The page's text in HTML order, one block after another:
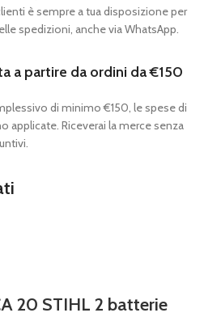
è sempre a tua disposizione per
spedizioni, anche via WhatsApp.
a partire da ordini da €150
di minimo €150, le spese di
applicate. Riceverai la merce senza
20 STIHL 2 batterie